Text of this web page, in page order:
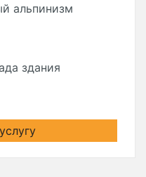
альпинизм
здания